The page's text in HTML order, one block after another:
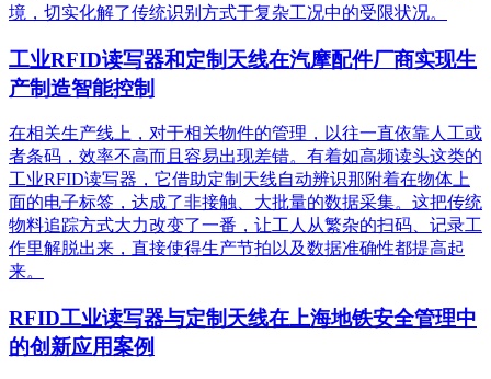
境，切实化解了传统识别方式于复杂工况中的受限状况。
工业RFID读写器和定制天线在汽摩配件厂商实现生
产制造智能控制
在相关生产线上，对于相关物件的管理，以往一直依靠人工或
者条码，效率不高而且容易出现差错。有着如高频读头这类的
工业RFID读写器，它借助定制天线自动辨识那附着在物体上
面的电子标签，达成了非接触、大批量的数据采集。这把传统
物料追踪方式大力改变了一番，让工人从繁杂的扫码、记录工
作里解脱出来，直接使得生产节拍以及数据准确性都提高起
来。
RFID工业读写器与定制天线在上海地铁安全管理中
的创新应用案例